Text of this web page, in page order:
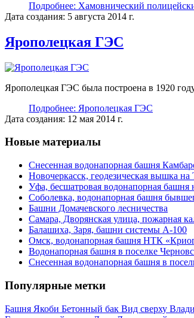
Подробнее: Хамовнический
Дата создания: 5 августа 2014 г.
Ярополецкая ГЭС
Ярополецкая ГЭС была построена в 1920
Подробнее: Ярополецкая ГЭС
Дата создания: 12 мая 2014 г.
Новые материалы
Снесенная водонапорная башня
Новочеркасск, геодезическая вышка
Уфа, бесшатровая водонапорная
Соболевка, водонапорная башня
Башни Домачевского лесничества
Самара, Дворянская улица, пожарная
Балашиха, Заря, башни системы А-100
Омск, водонапорная башня НТК
Водонапорная башня в поселке
Снесенная водонапорная башня в
Популярные метки
Башня Якоби Бетонный бак Вид сверху